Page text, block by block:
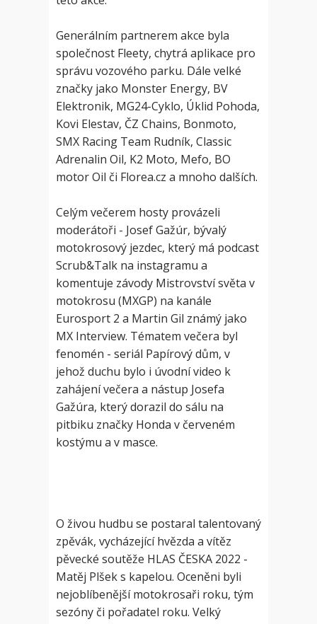
Generálním partnerem akce byla
společnost Fleety, chytrá aplikace pro
správu vozového parku. Dále velké
značky jako Monster Energy, BV
Elektronik, MG24-Cyklo, Úklid Pohoda,
Kovi Elestav, ČZ Chains, Bonmoto,
SMX Racing Team Rudník, Classic
Adrenalin Oil, K2 Moto, Mefo, BO
motor Oil či Florea.cz a mnoho dalších.
Celým večerem hosty provázeli
moderátoři - Josef Gažúr, bývalý
motokrosový jezdec, který má podcast
Scrub&Talk na instagramu a
komentuje závody Mistrovství světa v
motokrosu (MXGP) na kanále
Eurosport 2 a Martin Gil známý jako
MX Interview. Tématem večera byl
fenomén - seriál Papírový dům, v
jehož duchu bylo i úvodní video k
zahájení večera a nástup Josefa
Gažúra, který dorazil do sálu na
pitbiku značky Honda v červeném
kostýmu a v masce.
O živou hudbu se postaral talentovaný
zpěvák, vycházející hvězda a vítěz
pěvecké soutěže HLAS ČESKA 2022 -
Matěj Plšek s kapelou. Oceněni byli
nejoblíbenější motokrosaři roku, tým
sezóny či pořadatel roku. Velký